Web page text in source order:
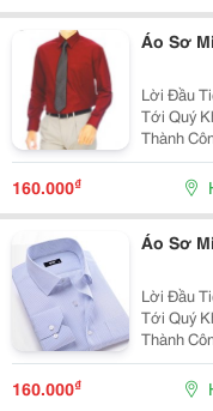
Áo Sơ
Lời Đầu
Tới Quý
Thành
Nhiệm
Muốn
160.000₫
Áo Sơ
Lời Đầu
Tới Quý
Thành
Nhiệm
Muốn
160.000₫